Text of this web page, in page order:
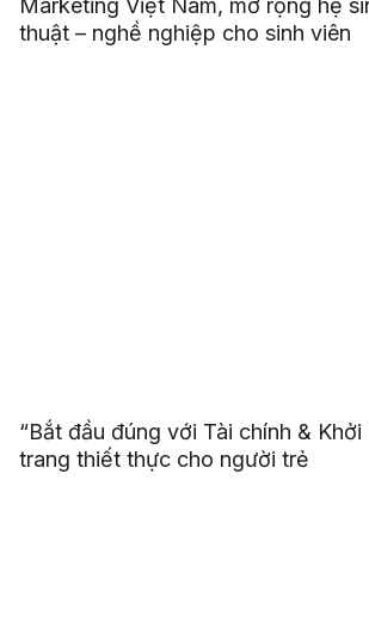
Marketing Việt Nam, mở rộng hệ
thuật – nghề nghiệp cho sinh viên
“Bắt đầu đúng với Tài chính & Khởi
trang thiết thực cho người trẻ